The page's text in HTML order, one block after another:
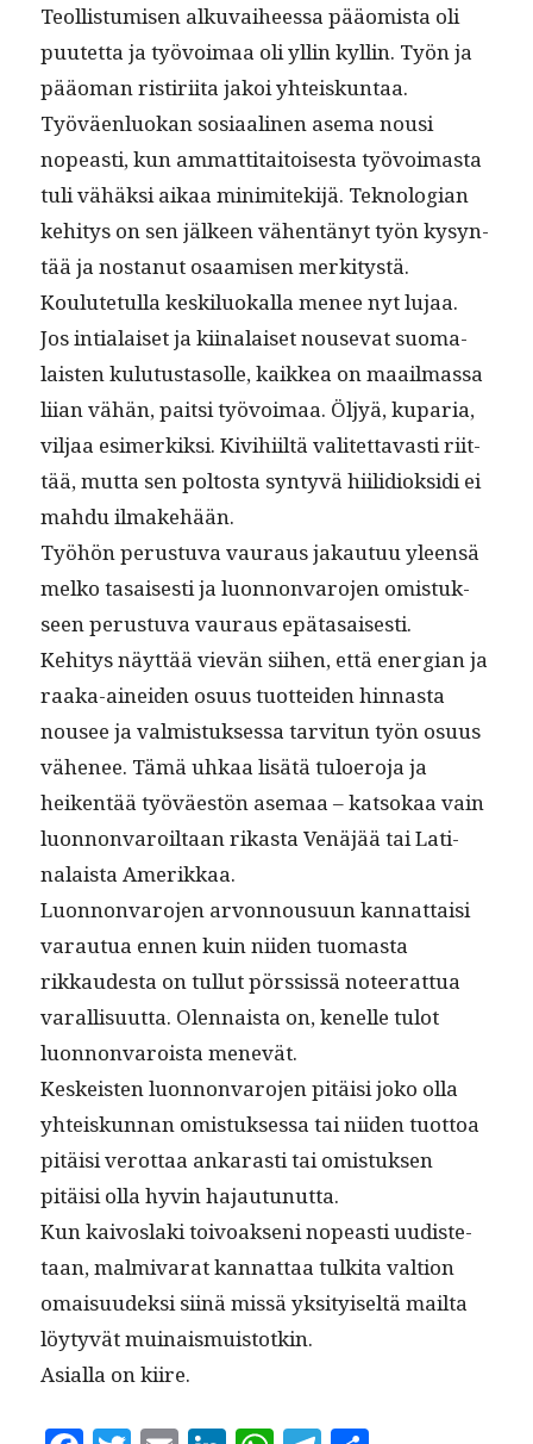
Teol­lis­tu­misen alku­vai­heessa pääomista oli
puutet­ta ja työvoimaa oli yllin kyllin. Työn ja
pääo­man ris­tiri­ita jakoi yhteiskun­taa.
Työväen­lu­okan sosi­aa­li­nen ase­ma nousi
nopeasti, kun ammat­ti­taitois­es­ta työvoimas­ta
tuli vähäk­si aikaa minimitek­i­jä. Teknolo­gian
kehi­tys on sen jäl­keen vähen­tänyt työn kysyn­
tää ja nos­tanut osaamisen merk­i­tys­tä.
Koulute­tul­la keskilu­okalla menee nyt lujaa.
Jos intialaiset ja kiinalaiset nou­se­vat suo­ma­
lais­ten kulu­tus­ta­solle, kaikkea on maail­mas­sa
liian vähän, pait­si työvoimaa. Öljyä, kuparia,
vil­jaa esimerkik­si. Kivi­hi­iltä valitet­tavasti riit­
tää, mut­ta sen poltos­ta syn­tyvä hiilid­iok­si­di ei
mah­du ilmakehään.
Työhön perus­tu­va vau­raus jakau­tuu yleen­sä
melko tasais­es­ti ja luon­non­va­ro­jen omis­tuk­
seen perus­tu­va vau­raus epätasaisesti.
Kehi­tys näyt­tää vievän siihen, että ener­gian ja
raa­ka-ainei­den osu­us tuot­tei­den hin­nas­ta
nousee ja valmis­tuk­ses­sa tarvi­tun työn osu­us
vähe­nee. Tämä uhkaa lisätä tulo­ero­ja ja
heiken­tää työväestön ase­maa – kat­sokaa vain
luon­non­va­roil­taan rikas­ta Venäjää tai Lati­
nalaista Amerikkaa.
Luon­non­va­ro­jen arvon­nousu­un kan­nat­taisi
varautua ennen kuin niiden tuo­mas­ta
rikkaud­es­ta on tul­lut pörssis­sä noteer­at­tua
var­al­lisu­ut­ta. Olen­naista on, kenelle tulot
luon­non­va­roista menevät.
Keskeis­ten luon­non­va­ro­jen pitäisi joko olla
yhteiskun­nan omis­tuk­ses­sa tai niiden tuot­toa
pitäisi verot­taa ankarasti tai omis­tuk­sen
pitäisi olla hyvin hajautunutta.
Kun kaivosla­ki toivoak­seni nopeasti uud­is­te­
taan, malmi­varat kan­nat­taa tulki­ta val­tion
omaisu­udek­si siinä mis­sä yksi­tyiseltä mail­ta
löy­tyvät muinaismuistotkin.
Asial­la on kiire.